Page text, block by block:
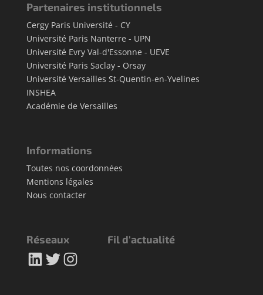
Partenaires institutionnels
Cergy Paris Université - CY
Université Paris Nanterre - UPN
Université Evry Val-d'Essonne - UEVE
Université Paris Saclay - Orsay
Université Versailles St-Quentin-en-Yvelines
INSHEA
Académie de Versailles
Informations
Toutes nos coordonnées
Mentions légales
Nous contacter
Réseaux
LinkedIn
TwitterInstagram
Fil d'actualité